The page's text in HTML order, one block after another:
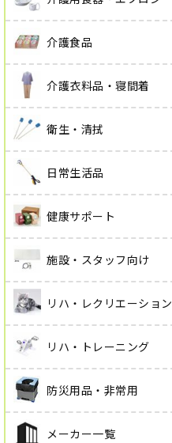
介護食品
介護衣料品・寝間着
衛生・清拭
日常生活品
健康サポート
施設・スタッフ向け
リハ・レクリエーション
リハ・トレーニング
防災用品・非常用
メーカー一覧